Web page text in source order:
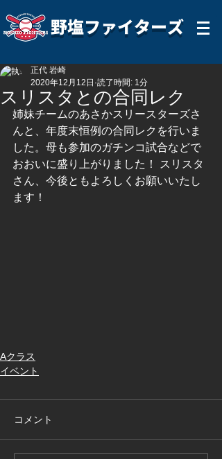
野塩ファイターズ
スリスタとの合同レク
正代 岩崎
2020年12月12日 読了時間: 1分
姉妹チームのあさかスリースターズさ
んと、年度末恒例の合同レクを行いま
した。母も参加のガチンコ試合などで
おおいに盛り上がりました！ スリスタ
さん、今後ともよろしくお願いいたし
ます！
Aクラス
イベント
コメント